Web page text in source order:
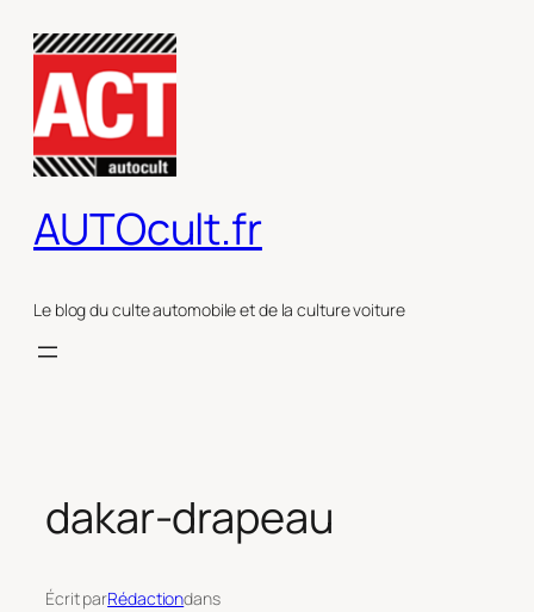
contenu
AUTOcult.fr
Le blog du culte automobile et de la culture voiture
dakar-drapeau
Écrit parRédactiondans